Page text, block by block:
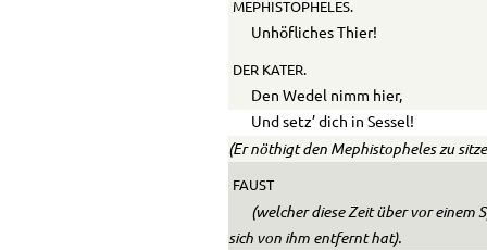
MEPHISTOPHELES.
Unhöfliches Thier!
DER KATER.
Den Wedel nimm hier,
Und setz’ dich in Sessel!
(Er nöthigt den Mephistopheles zu
FAUST
(welcher diese Zeit über vor einem
sich von ihm entfernt hat).